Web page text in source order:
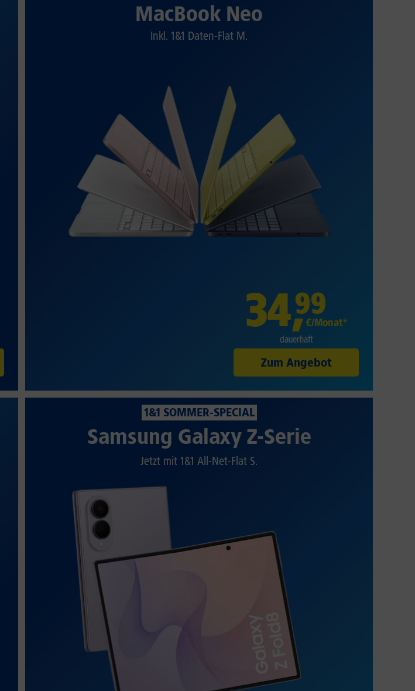
MacBook Neo
Inkl. 1&1 Daten-Flat M.
34,99
€/Monat*
dauerhaft
Zum Angebot
1&1 SOMMER-SPECIAL
Samsung Galaxy Z-Serie
Jetzt mit 1&1 All-Net-Flat S.